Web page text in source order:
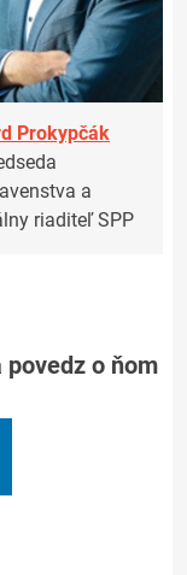
Prokypčák
a
riaditeľ SPP
o ňom